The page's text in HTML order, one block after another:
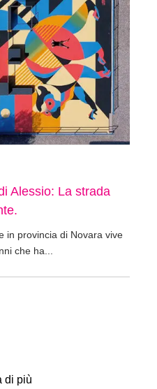
Alessio: La strada
in provincia di Novara vive
che ha...
di più